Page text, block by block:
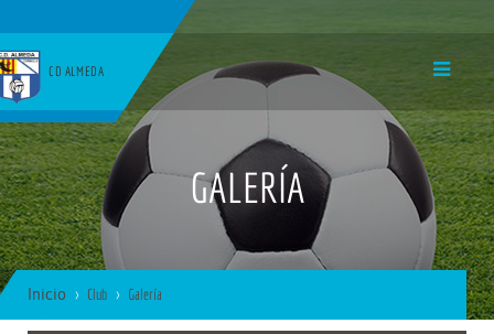
CD ALMEDA
GALERÍA
Inicio Club Galería